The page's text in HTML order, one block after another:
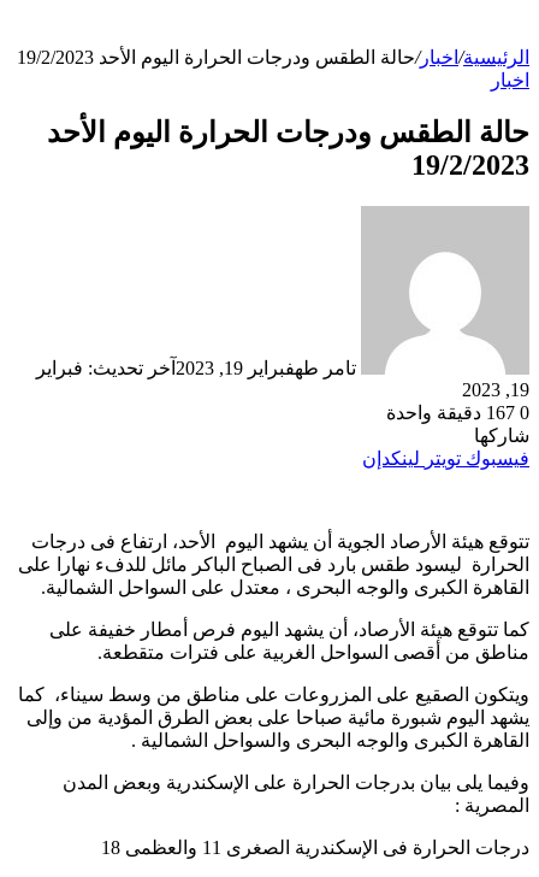
الرئيسية/ اخبار/حالة الطقس ودرجات الحرارة اليوم الأحد 19/2/2023
اخبار
حالة الطقس ودرجات الحرارة اليوم الأحد
19/2/2023
تامر طهفبراير 19, 2023
آخر تحديث: فبراير
19, 2023
0
دقيقة واحدة
شاركها
فيسبوك تويتر لينكدإن
تتوقع هيئة الأرصاد الجوية أن يشهد اليوم الأحد، ارتفاع فى درجات
الحرارة ليسود طقس بارد فى الصباح الباكر مائل للدفء نهارا على
القاهرة الكبرى والوجه البحرى ، معتدل على السواحل الشمالية.
كما تتوقع هيئة الأرصاد، أن يشهد اليوم فرص أمطار خفيفة على
مناطق من أقصى السواحل الغربية على فترات متقطعة.
ويتكون الصقيع على المزروعات على مناطق من وسط سيناء، كما
يشهد اليوم شبورة مائية صباحا على بعض الطرق المؤدية من وإلى
القاهرة الكبرى والوجه البحرى والسواحل الشمالية .
وفيما يلى بيان بدرجات الحرارة على الإسكندرية وبعض المدن
المصرية :
درجات الحرارة فى الإسكندرية الصغرى 11 والعظمى 18